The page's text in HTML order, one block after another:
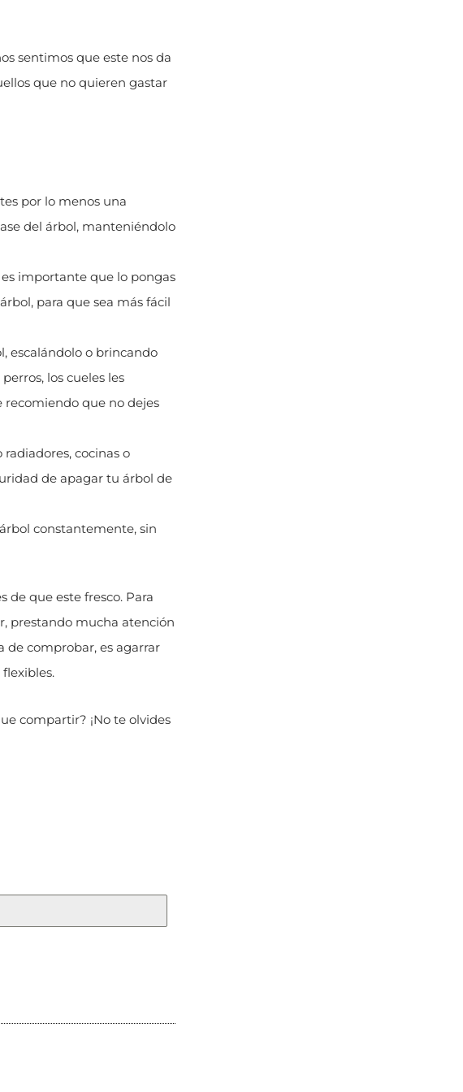
sentimos que este nos da
que no quieren gastar
por lo menos una
del árbol, manteniéndolo
es importante que lo pongas
para que sea más fácil
escalándolo o brincando
los cueles les
recomiendo que no dejes
cocinas o
de apagar tu árbol de
constantemente, sin
que este fresco. Para
prestando mucha atención
de comprobar, es agarrar
compartir? ¡No te olvides